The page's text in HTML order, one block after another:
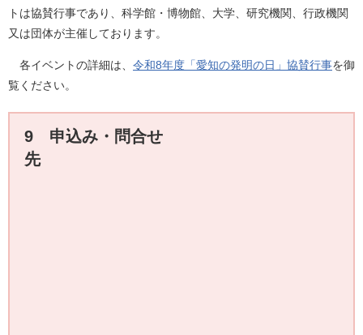
トは協賛行事であり、科学館・博物館、大学、研究機関、行政機関
又は団体が主催しております。
各イベントの詳細は、 令和8年度「愛知の発明の日」協賛行事を御
覧ください。
9 申込み・問合せ
先